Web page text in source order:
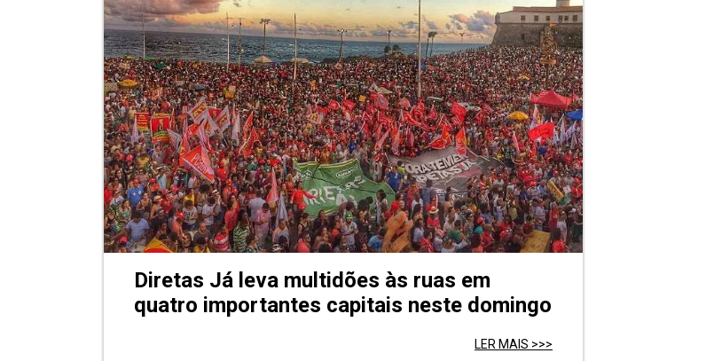
Diretas Já leva multidões às ruas em
quatro importantes capitais neste domingo
LER MAIS >>>